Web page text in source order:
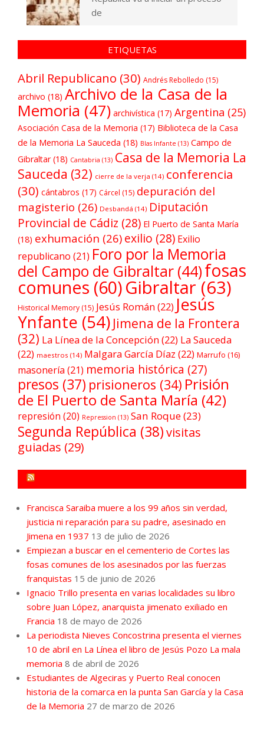
de
ETIQUETAS
Abril Republicano (30) Andrés Rebolledo (15)
archivo (18) Archivo de la Casa de la
Memoria (47) archivística (17) Argentina (25)
Asociación Casa de la Memoria (17) Biblioteca de la Casa
de la Memoria La Sauceda (18) Blas Infante (13) Campo de
Gibraltar(18) Cantabria (13) Casa de la Memoria La
Sauceda (32) cierre de la verja (14) conferencia
(30) cántabros (17) Cárcel (15) depuración del
magisterio (26) Desbandá (14) Diputación
Provincial de Cádiz (28) El Puerto de Santa María
(18) exhumación (26) exilio (28) Exilio
republicano (21) Foro por la Memoria
del Campo de Gibraltar (44)fosas
comunes (60)Gibraltar(63)
Historical Memory (15) Jesús Román(22) Jesús
Ynfante (54) Jimena de la Frontera
(32) La Línea de la Concepción(22) La Sauceda
(22) maestros (14) Malgara García Díaz (22) Marrufo (16)
masonería (21) memoria histórica (27)
presos (37) prisioneros (34) Prisión
de El Puerto de Santa María (42)
represión (20) Repression (13) San Roque(23)
Segunda República (38)visitas
guiadas (29)
Francisca Saraiba muere a los 99 años sin verdad,
justicia ni reparación para su padre, asesinado en
Jimena en 1937 13 de julio de 2026
Empiezan a buscar en el cementerio de Cortes las
fosas comunes de los asesinados por las fuerzas
franquistas 15 de junio de 2026
Ignacio Trillo presenta en varias localidades su libro
sobre Juan López, anarquista jimenato exiliado en
Francia 18 de mayo de 2026
La periodista Nieves Concostrina presenta el viernes
10 de abril en La Línea el libro de Jesús Pozo La mala
memoria 8 de abril de 2026
Estudiantes de Algeciras y Puerto Real conocen
historia de la comarca en la punta San García y la Casa
de la Memoria 27 de marzo de 2026